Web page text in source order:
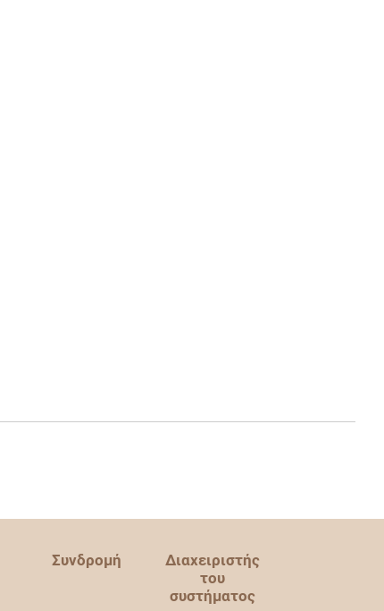
Συνδρομή
Διαχειριστής
του
συστήματος